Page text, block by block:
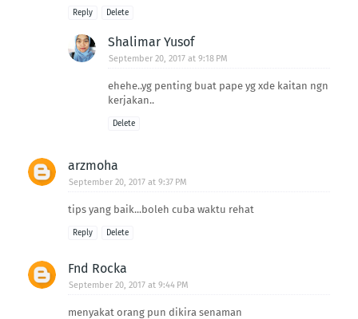
Reply Delete
Shalimar Yusof
September 20, 2017 at 9:18 PM
ehehe..yg penting buat pape yg xde kaitan ngn
kerjakan..
Delete
arzmoha
September 20, 2017 at 9:37 PM
tips yang baik...boleh cuba waktu rehat
Reply Delete
Fnd Rocka
September 20, 2017 at 9:44 PM
menyakat orang pun dikira senaman